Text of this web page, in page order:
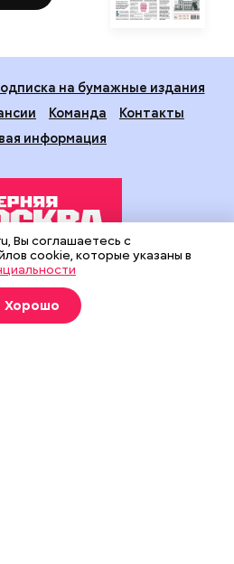
на бумажные издания
Команда
Контакты
информация
поддержке Департамента
и рекламы города Москвы.
технологии
предоставления информации
Вы соглашаетесь с
cookie, которые указаны в
Хорошо